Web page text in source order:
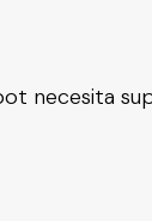
necesita